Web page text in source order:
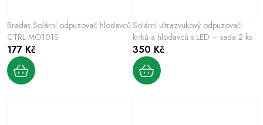
Bradas Solární odpuzovač hlodavců
CTRL-MO101S
177 Kč
Solární ultrazvukový odpuzovač
krtků a hlodavců s LED – sada 2 ks
350 Kč